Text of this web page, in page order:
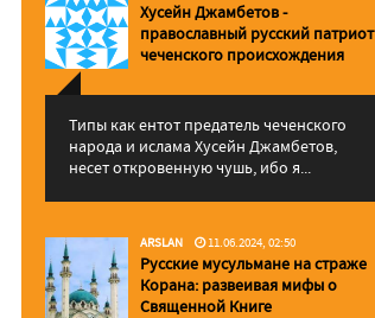
Хусейн Джамбетов -
православный русский патриот
чеченского происхождения
Типы как ентот предатель чеченского
народа и ислама Хусейн Джамбетов,
несет откровенную чушь, ибо я...
ARSLAN 11.06.2024, 02:50
Русские мусульмане на страже
Корана: pазвеивая мифы о
Священной Книге